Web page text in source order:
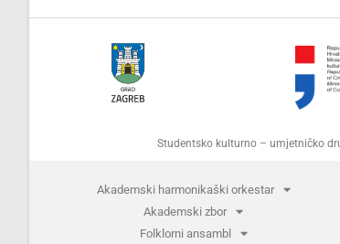
Studentsko kulturno – umjetničko
Akademski harmonikaški orkestar
Akademski zbor
Folklorni ansambl